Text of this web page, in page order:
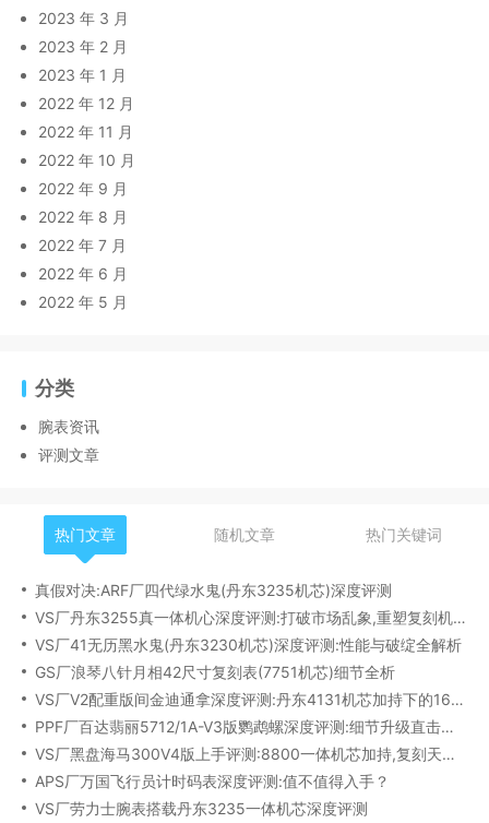
2023 年 3 月
2023 年 2 月
2023 年 1 月
2022 年 12 月
2022 年 11 月
2022 年 10 月
2022 年 9 月
2022 年 8 月
2022 年 7 月
2022 年 6 月
2022 年 5 月
分类
腕表资讯
评测文章
热门文章 随机文章 热门关键词
真假对决:ARF厂四代绿水鬼(丹东3235机芯)深度评测
VS厂丹东3255真一体机心深度评测:打破市场乱象,重塑复刻机芯新标杆​
VS厂41无历黑水鬼(丹东3230机芯)深度评测:性能与破绽全解析
GS厂浪琴八针月相42尺寸复刻表(7751机芯)细节全析
VS厂V2配重版间金迪通拿深度评测:丹东4131机芯加持下的165克精密之作​
PPF厂百达翡丽5712/1A-V3版鹦鹉螺深度评测:细节升级直击正品
VS厂黑盘海马300V4版上手评测:8800一体机芯加持,复刻天花板实至名归?
APS厂万国飞行员计时码表深度评测:值不值得入手？
VS厂劳力士腕表搭载丹东3235一体机芯深度评测